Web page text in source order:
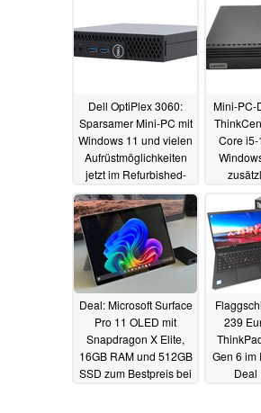
Dell OptiPlex 3060:
Sparsamer Mini-PC mit
Windows 11 und vielen
Aufrüstmöglichkeiten
jetzt im Refurbished-
Deal19.12.2024
Mini-PC-
Core
Deal: Microsoft Surface
Pro 11 OLED mit
Snapdragon X Elite,
16GB RAM und 512GB
SSD zum Bestpreis bei
239
Gen 6 im
Deal